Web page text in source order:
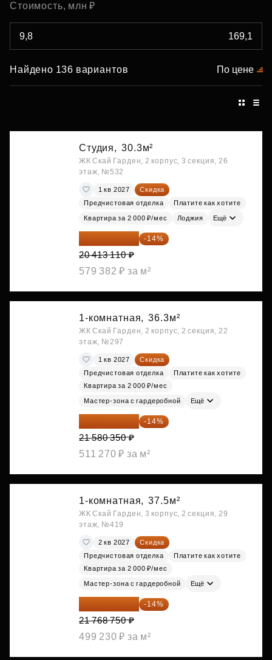
Стоимость, млн ₽
Найдено 136 вариантов По цене
Студия, 30.3м²
ЖК Скай Гарден, 2 корпус, 3 секция, 26
этаж, №532
1 кв 2027
Скидка
Предчистовая отделка
Платите как хотите
Квартира за 2 000 ₽/мес Лоджия Ещё
17 555 275 ₽ -14%
20 413 110 ₽
579 382 ₽ за м²
1-комнатная, 36.3м²
ЖК Скай Гарден, 2 корпус, 2 секция, 22
этаж, №297
1 кв 2027
Скидка
Предчистовая отделка
Платите как хотите
Квартира за 2 000 ₽/мес
Мастер-зона с гардеробной Ещё
18 559 101 ₽ -14%
21 580 350 ₽
511 270 ₽ за м²
1-комнатная, 37.5м²
ЖК Скай Гарден, 3 корпус, 2 секция, 29
этаж, №419
2 кв 2027
Скидка
Предчистовая отделка
Платите как хотите
Квартира за 2 000 ₽/мес
Мастер-зона с гардеробной Ещё
18 721 125 ₽ -14%
21 768 750 ₽
499 230 ₽ за м²